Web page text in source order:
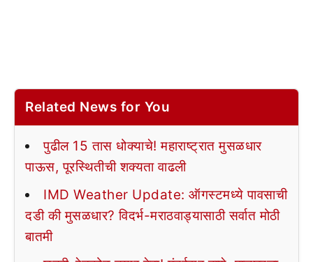
Related News for You
पुढील 15 तास धोक्याचे! महाराष्ट्रात मुसळधार
पाऊस, पूरस्थितीची शक्यता वाढली
IMD Weather Update: ऑगस्टमध्ये पावसाची
दडी की मुसळधार? विदर्भ-मराठवाड्यासाठी सर्वात मोठी
बातमी